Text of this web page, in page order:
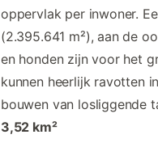
oppervlak per inwoner.
(2.395.641 m²), aan de
en honden zijn voor het
kunnen heerlijk ravotten
bouwen van losliggende
3,52 km²